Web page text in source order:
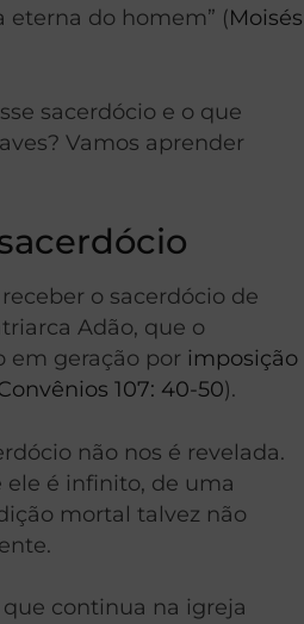
eterna do homem” (Moisés
sacerdócio e o que
Vamos aprender
o sacerdócio de
Adão, que o
em geração por imposição
107: 40-50).
não nos é revelada.
ele é infinito, de uma
mortal talvez não
que continua na igreja